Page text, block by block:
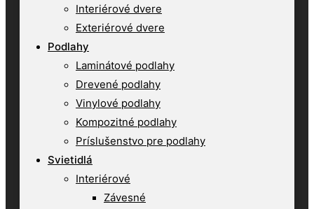
Interiérové dvere
Exteriérové dvere
Podlahy
Laminátové podlahy
Drevené podlahy
Vinylové podlahy
Kompozitné podlahy
Príslušenstvo pre podlahy
Svietidlá
Interiérové
Závesné